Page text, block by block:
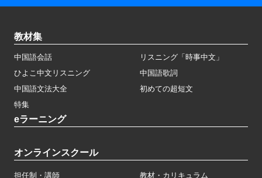
教材集
中国語会話
リスニング「時事中文」
ひよこ中文リスニング
中国語歌詞
中国語文法大全
初めての超短文
特集
eラーニング
オンラインスクール
担任制・講師 教材・カリキュラム